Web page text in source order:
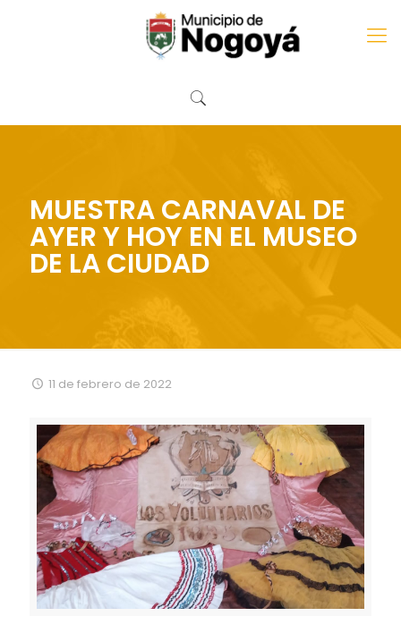
MUESTRA CARNAVAL DE
AYER Y HOY EN EL MUSEO
DE LA CIUDAD
11 de febrero de 2022